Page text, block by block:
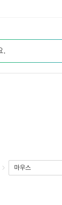
마우스